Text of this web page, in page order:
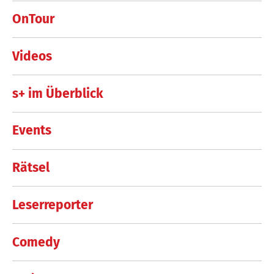
OnTour
Videos
s+ im Überblick
Events
Rätsel
Leserreporter
Comedy